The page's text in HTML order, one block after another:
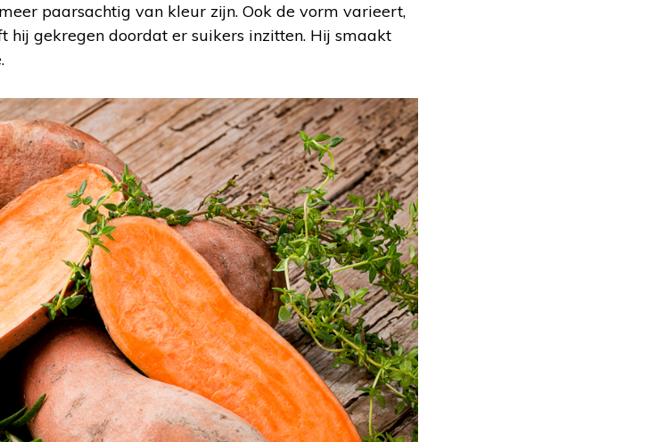
paarsachtig van kleur zijn. Ook de vorm varieert,
hij gekregen doordat er suikers inzitten. Hij smaakt